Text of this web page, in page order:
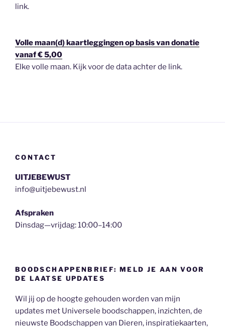
link.
Volle maan(d) kaartleggingen op basis van donatie
vanaf € 5,00
Elke volle maan. Kijk voor de data achter de link.
CONTACT
UITJEBEWUST
info@uitjebewust.nl
Afspraken
Dinsdag—vrijdag: 10:00–14:00
BOODSCHAPPENBRIEF: MELD JE AAN VOOR
DE LAATSE UPDATES
Wil jij op de hoogte gehouden worden van mijn
updates met Universele boodschappen, inzichten, de
nieuwste Boodschappen van Dieren, inspiratiekaarten,